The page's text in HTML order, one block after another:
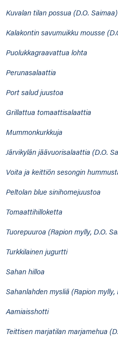
Kuvalan tilan possua (D.O. Saimaa)
Kalakontin savumuikku mousse
Puolukkagraavattua lohta
Perunasalaattia
Port salud juustoa
Grillattua tomaattisalaattia
Mummonkurkkuja
Järvikylän jäävuorisalaattia (D.O.
Voita ja keittiön sesongin
Peltolan blue sinihomejuustoa
Tomaattihilloketta
Tuorepuuroa (Rapion mylly, D.O.
Turkkilainen jugurtti
Sahan hilloa
Sahanlahden mysliä (Rapion mylly,
Aamiaisshotti
Teittisen marjatilan marjamehua